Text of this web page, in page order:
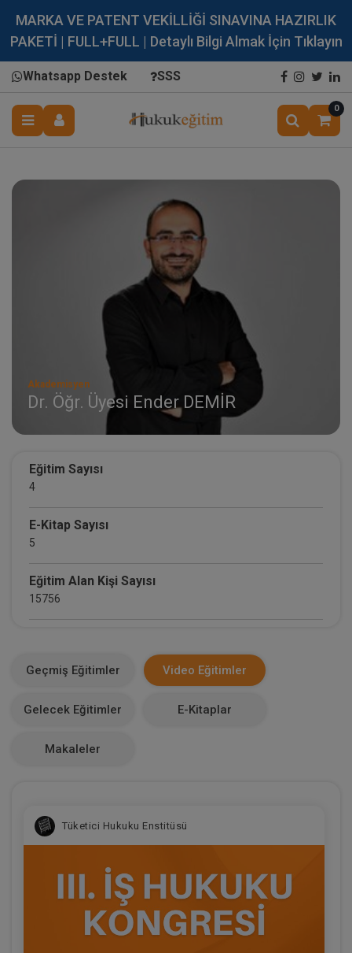
MARKA VE PATENT VEKİLLİĞİ SINAVINA HAZIRLIK
PAKETİ | FULL+FULL | Detaylı Bilgi Almak İçin Tıklayın
Whatsapp Destek SSS
0
Akademisyen
Dr. Öğr. Üyesi Ender DEMİR
Eğitim Sayısı
4
E-Kitap Sayısı
5
Eğitim Alan Kişi Sayısı
15756
0
Geçmiş Eğitimler Video Eğitimler
Gelecek Eğitimler E-Kitaplar
Makaleler
Tüketici Hukuku Enstitüsü